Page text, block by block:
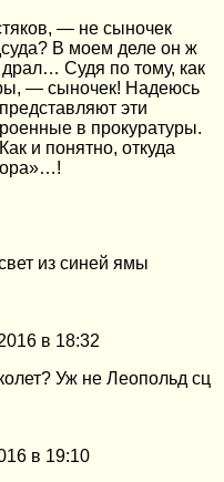
— не сыночек
В моем деле он ж
драл… Судя по тому, как
— сыночек! Надеюсь
эти
в прокуратуры.
и понятно, откуда
из синей ямы
в 18:32
Уж не Леопольд сц
в 19:10